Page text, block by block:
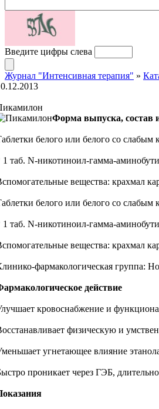
Введите цифры слева
Журнал "Интенсивная терапия" »
Форма выпуска, состав
белого или белого со слабым
1 таб. N-никотиноил-гамма-
вещества: крахмал
белого или белого со слабым
1 таб. N-никотиноил-гамма-
вещества: крахмал
фармакологическая группа:
действие
кровоснабжение и
физическую и
угнетающее влияние
проникает через ГЭБ,